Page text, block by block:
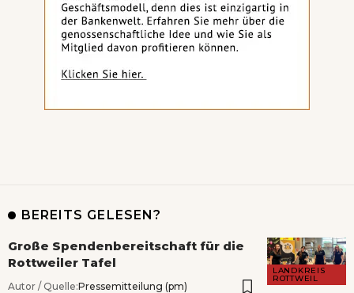
BEREITS GELESEN?
LANDKREIS
ROTTWEIL
Große Spendenbereitschaft für die
Rottweiler Tafel
Autor / Quelle:Pressemitteilung (pm)